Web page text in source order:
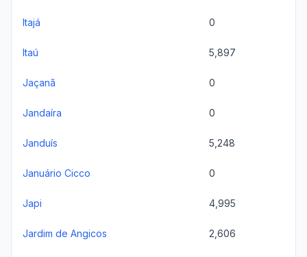
Itajá 0
Itaú 5,897
Jaçanã 0
Jandaíra 0
Janduís 5,248
Januário Cicco 0
Japi 4,995
Jardim de Angicos 2,606